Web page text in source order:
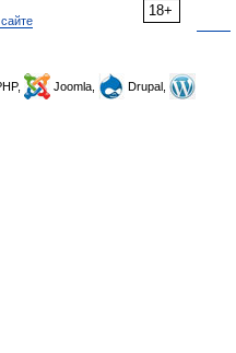
18+
Joomla,
Drupal,